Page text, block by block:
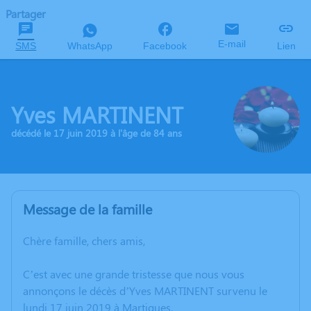
Partager
SMS WhatsApp Facebook E-mail Lien
Yves MARTINENT
décédé le 17 juin 2019 à l'âge de 84 ans
Message de la famille
Chère famille, chers amis,
C’est avec une grande tristesse que nous vous
annonçons le décès d’Yves MARTINENT survenu le
lundi 17 juin 2019 à Martigues.